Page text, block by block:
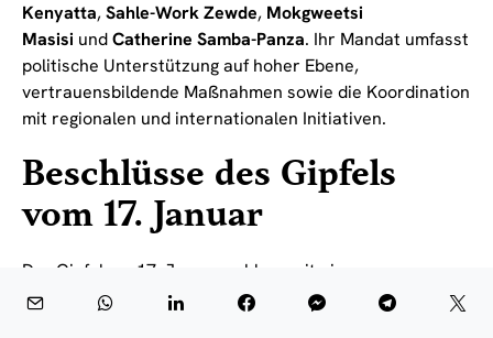
Kenyatta,Sahle-Work Zewde, Mokgweetsi
Masisi undCatherine Samba-Panza. Ihr Mandat umfasst
politische Unterstützung auf hoher Ebene,
vertrauensbildende Maßnahmen sowie die Koordination
mit regionalen und internationalen Initiativen.
Beschlüsse des Gipfels
vom 17. Januar
Der Gipfel am 17. Januar schloss mit einem
Kommuniqué, das mehrere operative Entscheidungen